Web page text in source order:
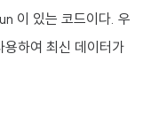
이 있는 코드이다. 우
하여 최신 데이터가